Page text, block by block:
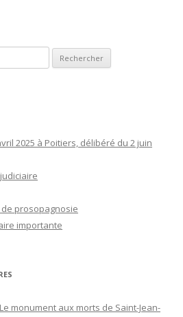
2025 à Poitiers, délibéré du 2 juin
prosopagnosie
importante
Le monument aux morts de Saint-Jean-